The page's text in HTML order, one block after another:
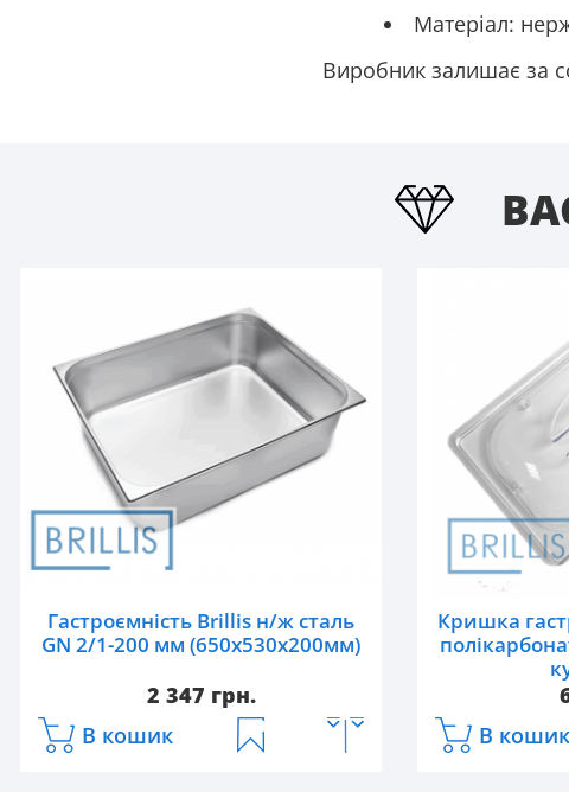
Матеріал:
Виробник залишає за
Гастроємність Brillis н/ж сталь
GN 2/1-200 мм (650x530x200мм)
2 347 грн.
В кошик
Кришка
В кошик